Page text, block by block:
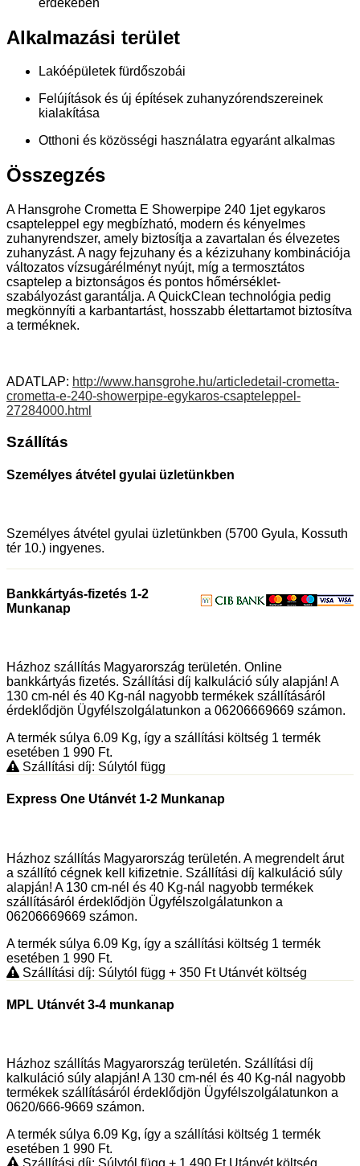
Alkalmazási terület
Lakóépületek fürdőszobái
Felújítások és új építések zuhanyzórendszereinek
kialakítása
Otthoni és közösségi használatra egyaránt alkalmas
Összegzés
A Hansgrohe Crometta E Showerpipe 240 1jet egykaros
csapteleppel egy megbízható, modern és kényelmes
zuhanyrendszer, amely biztosítja a zavartalan és élvezetes
zuhanyzást. A nagy fejzuhany és a kézizuhany kombinációja
változatos vízsugárélményt nyújt, míg a termosztátos
csaptelep a biztonságos és pontos hőmérséklet-
szabályozást garantálja. A QuickClean technológia pedig
megkönnyíti a karbantartást, hosszabb élettartamot biztosítva
a terméknek.
ADATLAP: http://www.hansgrohe.hu/articledetail-crometta-
crometta-e-240-showerpipe-egykaros-csapteleppel-
27284000.html
Szállítás
Személyes átvétel gyulai üzletünkben
Személyes átvétel gyulai üzletünkben (5700 Gyula, Kossuth
tér 10.) ingyenes.
Bankkártyás-fizetés 1-2
Munkanap
Házhoz szállítás Magyarország területén. Online
bankkártyás fizetés. Szállítási díj kalkuláció súly alapján! A
130 cm-nél és 40 Kg-nál nagyobb termékek szállításáról
érdeklődjön Ügyfélszolgálatunkon a 06206669669 számon.
A termék súlya 6.09 Kg, így a szállítási költség 1 termék
esetében 1 990 Ft.
Szállítási díj: Súlytól függ
Express One Utánvét 1-2 Munkanap
Házhoz szállítás Magyarország területén. A megrendelt árut
a szállító cégnek kell kifizetnie. Szállítási díj kalkuláció súly
alapján! A 130 cm-nél és 40 Kg-nál nagyobb termékek
szállításáról érdeklődjön Ügyfélszolgálatunkon a
06206669669 számon.
A termék súlya 6.09 Kg, így a szállítási költség 1 termék
esetében 1 990 Ft.
Szállítási díj: Súlytól függ + 350 FtUtánvét költség
MPL Utánvét 3-4 munkanap
Házhoz szállítás Magyarország területén. Szállítási díj
kalkuláció súly alapján! A 130 cm-nél és 40 Kg-nál nagyobb
termékek szállításáról érdeklődjön Ügyfélszolgálatunkon a
0620/666-9669 számon.
A termék súlya 6.09 Kg, így a szállítási költség 1 termék
esetében 1 990 Ft.
Szállítási díj: Súlytól függ + 1 490 FtUtánvét költség